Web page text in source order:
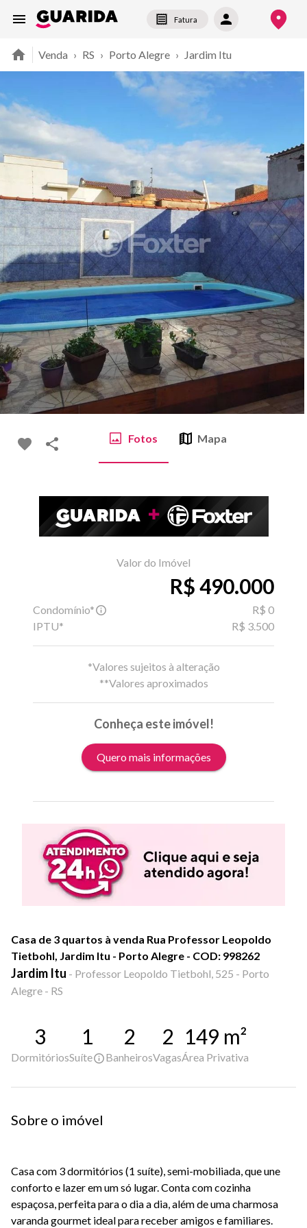
Fatura
Venda › RS › Porto Alegre › Jardim Itu
Fotos Mapa
Valor do Imóvel
R$ 490.000
Condomínio*
R$ 0
IPTU*
R$ 3.500
*Valores sujeitos à alteração
**Valores aproximados
Conheça este imóvel!
Quero mais informações
Casa de 3 quartos à venda Rua Professor Leopoldo
Tietbohl, Jardim Itu - Porto Alegre - COD: 998262
Jardim Itu - Professor Leopoldo Tietbohl, 525 - Porto
Alegre - RS
3
Dormitórios
1
Suíte
2
Banheiros
2
Vagas
149 m²
Área Privativa
Sobre o imóvel
Casa com 3 dormitórios (1 suíte), semi-mobiliada, que une
conforto e lazer em um só lugar. Conta com cozinha
espaçosa, perfeita para o dia a dia, além de uma charmosa
varanda gourmet ideal para receber amigos e familiares.